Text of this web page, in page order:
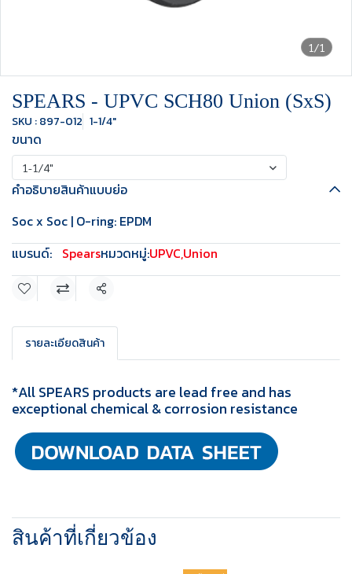
1/1
SPEARS - UPVC SCH80 Union (SxS)
SKU : 897-012 1-1/4"
ขนาด
1-1/4"
คำอธิบายสินค้าแบบย่อ
Soc x Soc | O-ring: EPDM
แบรนด์: Spearsหมวดหมู่:UPVC,Union
แชร์
รายละเอียดสินค้า
*All SPEARS products are lead free and has
exceptional chemical & corrosion resistance
สินค้าที่เกี่ยวข้อง